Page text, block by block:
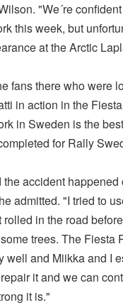
"We´re
this week, but
at the Arctic
fans there who were
in action in the
in Sweden is the
for Rally
accident happened
admitted. "I tried to
rolled in the road
trees. The Fiesta
well and Miikka and I
it and we can
it is."